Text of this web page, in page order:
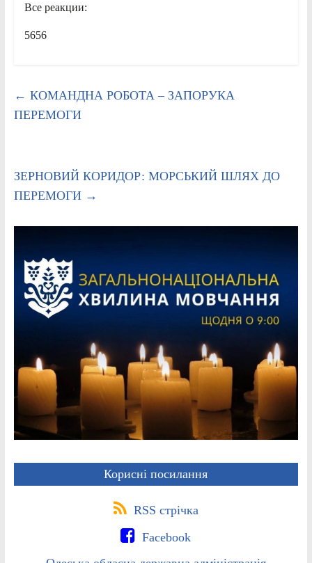
Все реакции:
5656
← КОМАНДНА РОБОТА – ЗАПОРУКА
ПЕРЕМОГИ
ЗЕРНОВИЙ КОРИДОР: МОРСЬКИЙ ШЛЯХ ДО
ПЕРЕМОГИ →
Корисні посилання
RSS стрічка
Facebook